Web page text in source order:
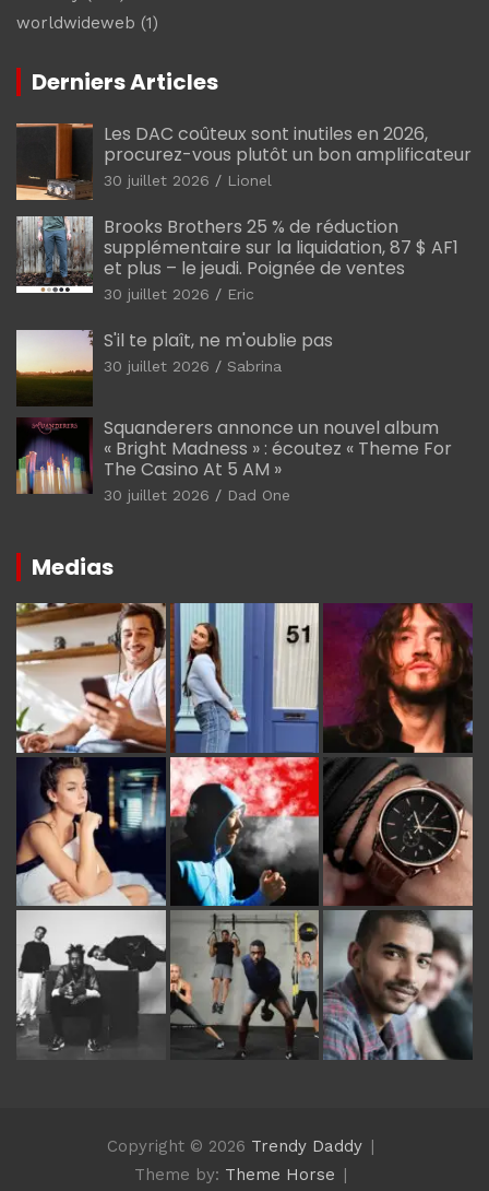
worldwideweb (1)
Derniers Articles
Les DAC coûteux sont inutiles en 2026,
procurez-vous plutôt un bon amplificateur
30 juillet 2026 Lionel
Brooks Brothers 25 % de réduction
supplémentaire sur la liquidation, 87 $ AF1
et plus – le jeudi. Poignée de ventes
30 juillet 2026 Eric
S'il te plaît, ne m'oublie pas
30 juillet 2026 Sabrina
Squanderers annonce un nouvel album
« Bright Madness » : écoutez « Theme For
The Casino At 5 AM »
30 juillet 2026 Dad One
Medias
Copyright © 2026 Trendy Daddy
Theme by: Theme Horse